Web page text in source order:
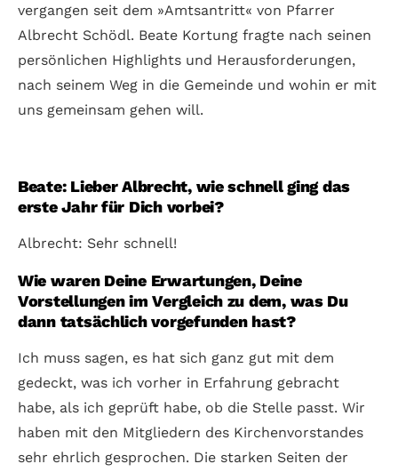
vergangen seit dem »Amtsantritt« von Pfarrer
Albrecht Schödl. Beate Kortung fragte nach seinen
persönlichen Highlights und Herausforderungen,
nach seinem Weg in die Gemeinde und wohin er mit
uns gemeinsam gehen will.
Beate: Lieber Albrecht, wie schnell ging das
erste Jahr für Dich vorbei?
Albrecht: Sehr schnell!
Wie waren Deine Erwartungen, Deine
Vorstellungen im Vergleich zu dem, was Du
dann tatsächlich vorgefunden hast?
Ich muss sagen, es hat sich ganz gut mit dem
gedeckt, was ich vorher in Erfahrung gebracht
habe, als ich geprüft habe, ob die Stelle passt. Wir
haben mit den Mitgliedern des Kirchenvorstandes
sehr ehrlich gesprochen. Die starken Seiten der